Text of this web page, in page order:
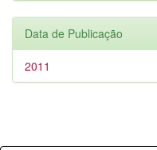
Data de Publicação
2011